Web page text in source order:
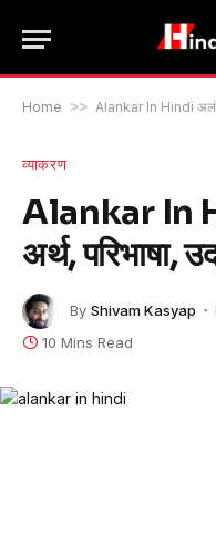
Home >> Alankar In Hindi
व्याकरण
Alankar In
अर्थ, परिभाषा,
By Shivam Kasyap
10 Mins Read